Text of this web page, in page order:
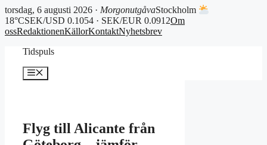
torsdag, 6 augusti 2026 · MorgonutgåvaStockholm
18°CSEK/USD 0.1054 · SEK/EUR 0.0912Om
ossRedaktionenKällorKontaktNyhetsbrev
Tidspuls
Meny
Flyg till Alicante från